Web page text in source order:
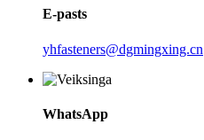
E-pasts
yhfasteners@dgmingxing.cn
WhatsApp